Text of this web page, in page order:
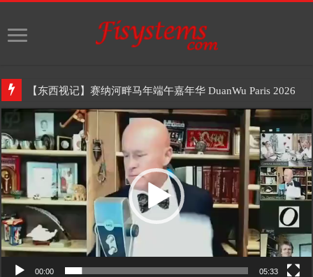
【东西视记】赛纳河畔马年端午嘉年华 DuanWu Paris 2026
Video
Player
00:00 05:33